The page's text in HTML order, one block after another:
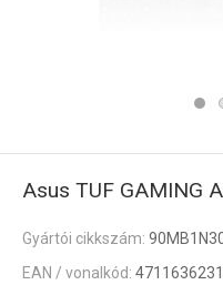
Asus TUF GAMING
Gyártói cikkszám:
EAN / vonalkód: